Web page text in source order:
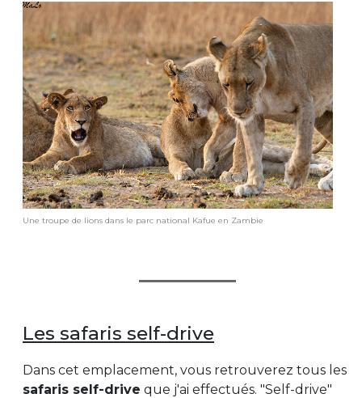
Une troupe de lions dans le parc national Kafue en Zambie
Les safaris self-drive
Dans cet emplacement, vous retrouverez tous les
safaris self-drive que j'ai effectués. "Self-drive"